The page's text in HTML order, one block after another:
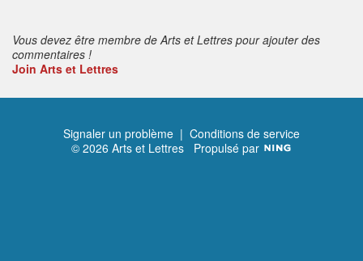
Vous devez être membre de Arts et Lettres pour ajouter des
commentaires !
Join Arts et Lettres
Signaler un problème | Conditions de service
© 2026 Arts et Lettres Propulsé par